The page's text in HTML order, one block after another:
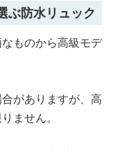
ぶ防水リュック
ものから高級モデ
がありますが、高
ません。